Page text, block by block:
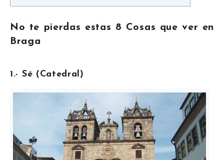
No te pierdas estas 8 Cosas que ver en
Braga
1.- Sé (Catedral)